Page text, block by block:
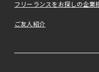
フリーランスをお探しの企業
ご友人紹介